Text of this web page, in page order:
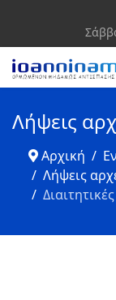
Λήψεις
Αρχική
Λήψεις